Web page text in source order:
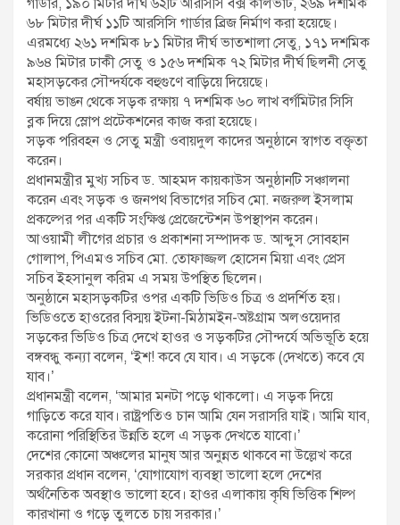
গার্ডার, ১৯০ মিটার দীর্ঘ ৬২টি আরসিসি বক্স কালভার্ট, ২৬৯ দশমিক
৬৮ মিটার দীর্ঘ ১১টি আরসিসি গার্ডার ব্রিজ নির্মাণ করা হয়েছে।
এরমধ্যে ২৬১ দশমিক ৮১ মিটার দীর্ঘ ভাতশালা সেতু, ১৭১ দশমিক
৯৬৪ মিটার ঢাকী সেতু ও ১৫৬ দশমিক ৭২ মিটার দীর্ঘ ছিলনী সেতু
মহাসড়কের সৌন্দর্যকে বহুগুণে বাড়িয়ে দিয়েছে।
বর্ষায় ভাঙন থেকে সড়ক রক্ষায় ৭ দশমিক ৬০ লাখ বর্গমিটার সিসি
ব্লক দিয়ে স্লোপ প্রটেকশনের কাজ করা হয়েছে।
সড়ক পরিবহন ও সেতু মন্ত্রী ওবায়দুল কাদের অনুষ্ঠানে স্বাগত বক্তৃতা
করেন।
প্রধানমন্ত্রীর মুখ্য সচিব ড. আহমদ কায়কাউস অনুষ্ঠানটি সঞ্চালনা
করেন এবং সড়ক ও জনপথ বিভাগের সচিব মো. নজরুল ইসলাম
প্রকল্পের পর একটি সংক্ষিপ্ত প্রেজেন্টেশন উপস্থাপন করেন।
আওয়ামী লীগের প্রচার ও প্রকাশনা সম্পাদক ড. আব্দুস সোবহান
গোলাপ, পিএমও সচিব মো. তোফাজ্জল হোসেন মিয়া এবং প্রেস
সচিব ইহসানুল করিম এ সময় উপস্থিত ছিলেন।
অনুষ্ঠানে মহাসড়কটির ওপর একটি ভিডিও চিত্র ও প্রদর্শিত হয়।
ভিডিওতে হাওরের বিস্ময় ইটনা-মিঠামইন-অষ্টগ্রাম অলওয়েদার
সড়কের ভিডিও চিত্র দেখে হাওর ও সড়কটির সৌন্দর্যে অভিভূতি হয়ে
বঙ্গবন্ধু কন্যা বলেন, ‘ইশ! কবে যে যাব। এ সড়কে (দেখতে) কবে যে
যাব।’
প্রধানমন্ত্রী বলেন, ‘আমার মনটা পড়ে থাকলো। এ সড়ক দিয়ে
গাড়িতে করে যাব। রাষ্ট্রপতিও চান আমি যেন সরাসরি যাই। আমি যাব,
করোনা পরিস্থিতির উন্নতি হলে এ সড়ক দেখতে যাবো।’
দেশের কোনো অঞ্চলের মানুষ আর অনুন্নত থাকবে না উল্লেখ করে
সরকার প্রধান বলেন, ‘যোগাযোগ ব্যবস্থা ভালো হলে দেশের
অর্থনৈতিক অবস্থাও ভালো হবে। হাওর এলাকায় কৃষি ভিত্তিক শিল্প
কারখানা ও গড়ে তুলতে চায় সরকার।’